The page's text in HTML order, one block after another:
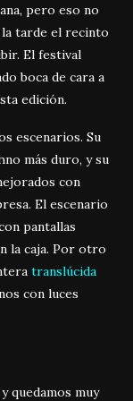
pero eso no
la tarde el recinto
El festival
boca de cara a
edición.
escenarios. Su
más duro, y su
con
El escenario
pantallas
la caja. Por otro
translúcida
con luces
quedamos muy